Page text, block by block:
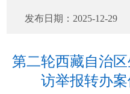
发布日期： 2025-12-29
第二轮西藏自治
访举报转办